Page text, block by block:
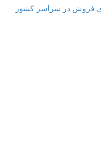
فروش در سراسر کشور